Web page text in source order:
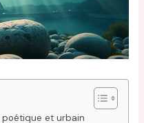
poétique et urbain